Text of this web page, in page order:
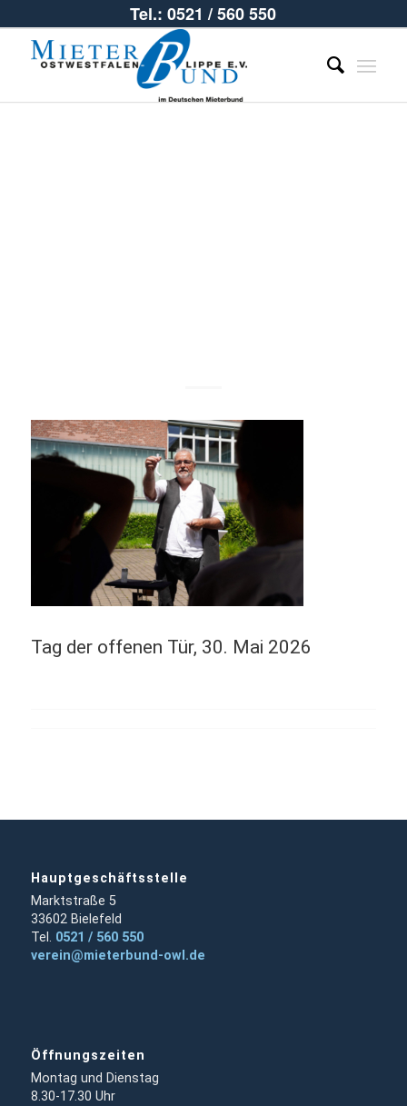
Tel.: 0521 / 560 550
Tag der offenen Tür, 30. Mai 2026
Hauptgeschäftsstelle
Marktstraße 5
33602 Bielefeld
Tel. 0521 / 560 550
verein@mieterbund-owl.de
Öffnungszeiten
Montag und Dienstag
8.30-17.30 Uhr